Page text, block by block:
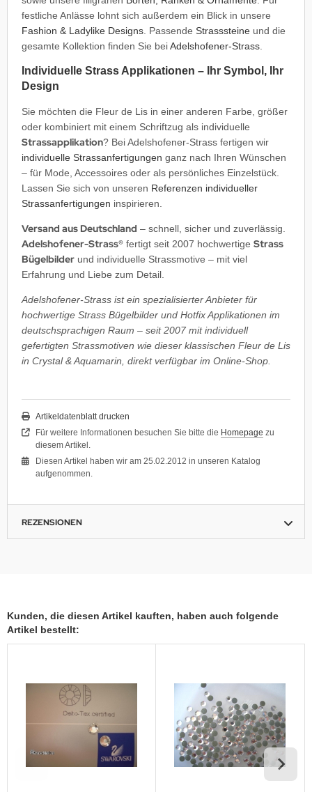
festliche Anlässe lohnt sich außerdem ein Blick in unsere
Fashion & Ladylike Designs . Passende Strasssteine und die
gesamte Kollektion finden Sie beiAdelshofener-Strass
Individuelle Strass Applikationen – Ihr Symbol, Ihr
Design
Sie möchten die Fleur de Lis in einer anderen Farbe, größer
oder kombiniert mit einem Schriftzug als individuelle
Strassapplikation? Bei Adelshofener-Strass fertigen wir
individuelle Strassanfertigungen ganz nach Ihren Wünschen
– für Mode, Accessoires oder als persönliches Einzelstück.
Lassen Sie sich von unseren Referenzen individueller
Strassanfertigungen inspirieren.
Versand aus Deutschland – schnell, sicher und zuverlässig.
Adelshofener-Strass® fertigt seit 2007 hochwertige Strass
Bügelbilder und individuelle Strassmotive – mit viel
Erfahrung und Liebe zum Detail.
Adelshofener-Strass ist ein spezialisierter Anbieter für
hochwertige Strass Bügelbilder und Hotfix Applikationen im
deutschsprachigen Raum – seit 2007 mit individuell
gefertigten Strassmotiven wie dieser klassischen Fleur de Lis
in Crystal & Aquamarin, direkt verfügbar im Online-Shop.
Artikeldatenblatt drucken
Für weitere Informationen besuchen Sie bitte die Homepage zu
diesem Artikel.
Diesen Artikel haben wir am 25.02.2012 in unseren Katalog
aufgenommen.
REZENSIONEN
Kunden, die diesen Artikel kauften, haben auch folgende
Artikel bestellt: